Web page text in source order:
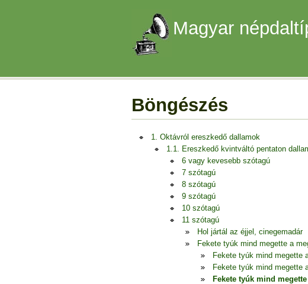
Magyar
Böngészés
1. Oktávról ereszkedő dallamok
1.1. Ereszkedő kvintváltó pentaton
6 vagy kevesebb szótagú
7 szótagú
8 szótagú
9 szótagú
10 szótagú
11 szótagú
Hol jártál az éjjel, cinegemadár
Fekete tyúk mind megette a
Fekete tyúk mind megette
Fekete tyúk mind megette
Fekete tyúk mind